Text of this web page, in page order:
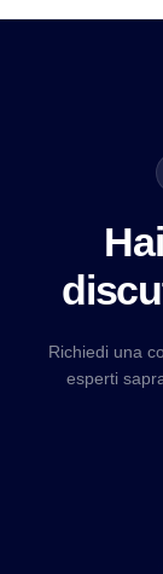
Richiedi una
esperti